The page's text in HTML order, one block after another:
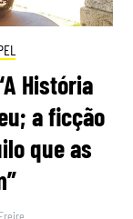
História
a ficção
que as